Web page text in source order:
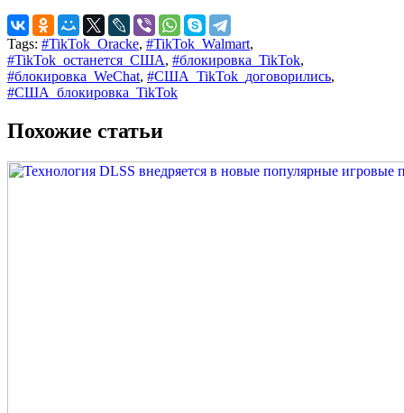
Tags: #TikTok_Oracke, #TikTok_Walmart,
#TikTok_останется_США, #блокировка_TikTok,
#блокировка_WeChat, #США_TikTok_договорились,
#США_блокировка_TikTok
Похожие статьи